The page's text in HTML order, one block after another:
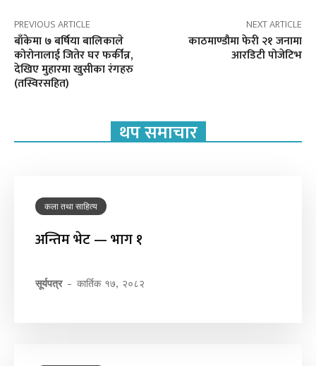
PREVIOUS ARTICLE
बाँकेमा ७ बर्षिया बालिकाले
कोरोनालाई जितेर घर फर्कीन्न,
देखिए मुहारमा खुसीका रंगहरु
(तस्विरसहित)
NEXT ARTICLE
काठमाण्डौमा फेरी २१ जनामा
आरडिटी पोजेटिभ
थप समाचार
कला तथा साहित्य
अन्तिम भेट — भाग १
सूर्यपत्र - कार्तिक १७, २०८२